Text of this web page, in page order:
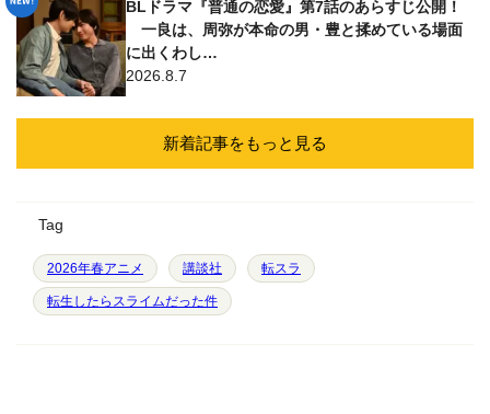
BLドラマ『普通の恋愛』第7話のあらすじ公開！
一良は、周弥が本命の男・豊と揉めている場面
に出くわし…
2026.8.7
新着記事をもっと見る
Tag
2026年春アニメ 講談社 転スラ
転生したらスライムだった件